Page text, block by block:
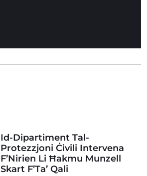
Id-Dipartiment Tal-
Protezzjoni Ċivili Intervena
F’Nirien Li Ħakmu Munzell
Skart F’Ta’ Qali